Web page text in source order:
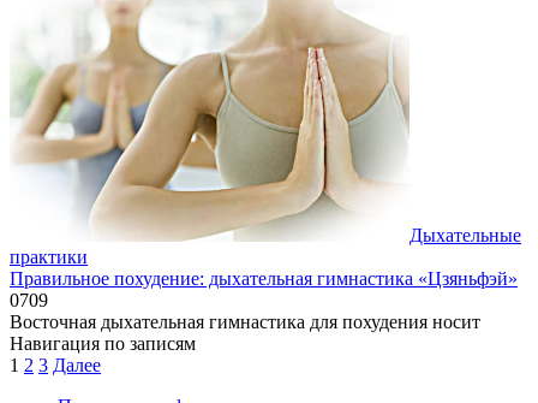
Дыхательные
практики
Правильное похудение: дыхательная гимнастика «Цзяньфэй»
0709
Восточная дыхательная гимнастика для похудения носит
Навигация по записям
1 2 3 Далее